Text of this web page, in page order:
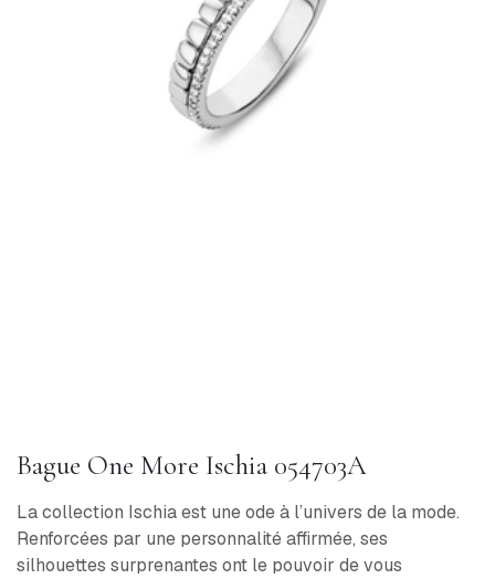
Bague One More Ischia 054703A
La collection Ischia est une ode à l’univers de la mode.
Renforcées par une personnalité affirmée, ses
silhouettes surprenantes ont le pouvoir de vous